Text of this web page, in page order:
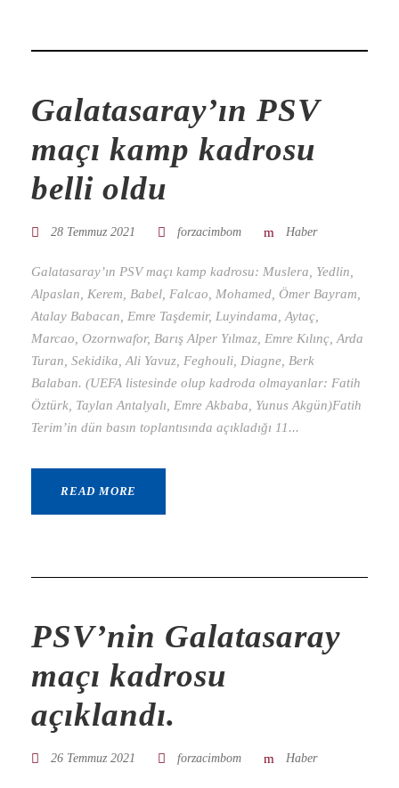
Galatasaray’ın PSV
maçı kamp kadrosu
belli oldu
28 Temmuz 2021 forzacimbom Haber
Galatasaray’ın PSV maçı kamp kadrosu: Muslera, Yedlin,
Alpaslan, Kerem, Babel, Falcao, Mohamed, Ömer Bayram,
Atalay Babacan, Emre Taşdemir, Luyindama, Aytaç,
Marcao, Ozornwafor, Barış Alper Yılmaz, Emre Kılınç, Arda
Turan, Sekidika, Ali Yavuz, Feghouli, Diagne, Berk
Balaban. (UEFA listesinde olup kadroda olmayanlar: Fatih
Öztürk, Taylan Antalyalı, Emre Akbaba, Yunus Akgün)Fatih
Terim’in dün basın toplantısında açıkladığı 11...
READ MORE
PSV’nin Galatasaray
maçı kadrosu
açıklandı.
26 Temmuz 2021 forzacimbom Haber